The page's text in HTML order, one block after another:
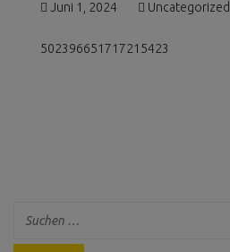
Juni 1, 2024 Uncategorized
502396651717215423